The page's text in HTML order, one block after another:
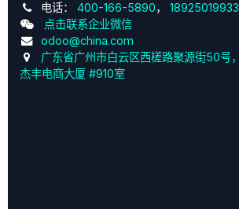
电话： 400-166-5890， 18925019933
点击联系企业微信
odoo@china.com
广东省广州市白云区西槎路聚源街50号，
杰丰电商大厦 #910室